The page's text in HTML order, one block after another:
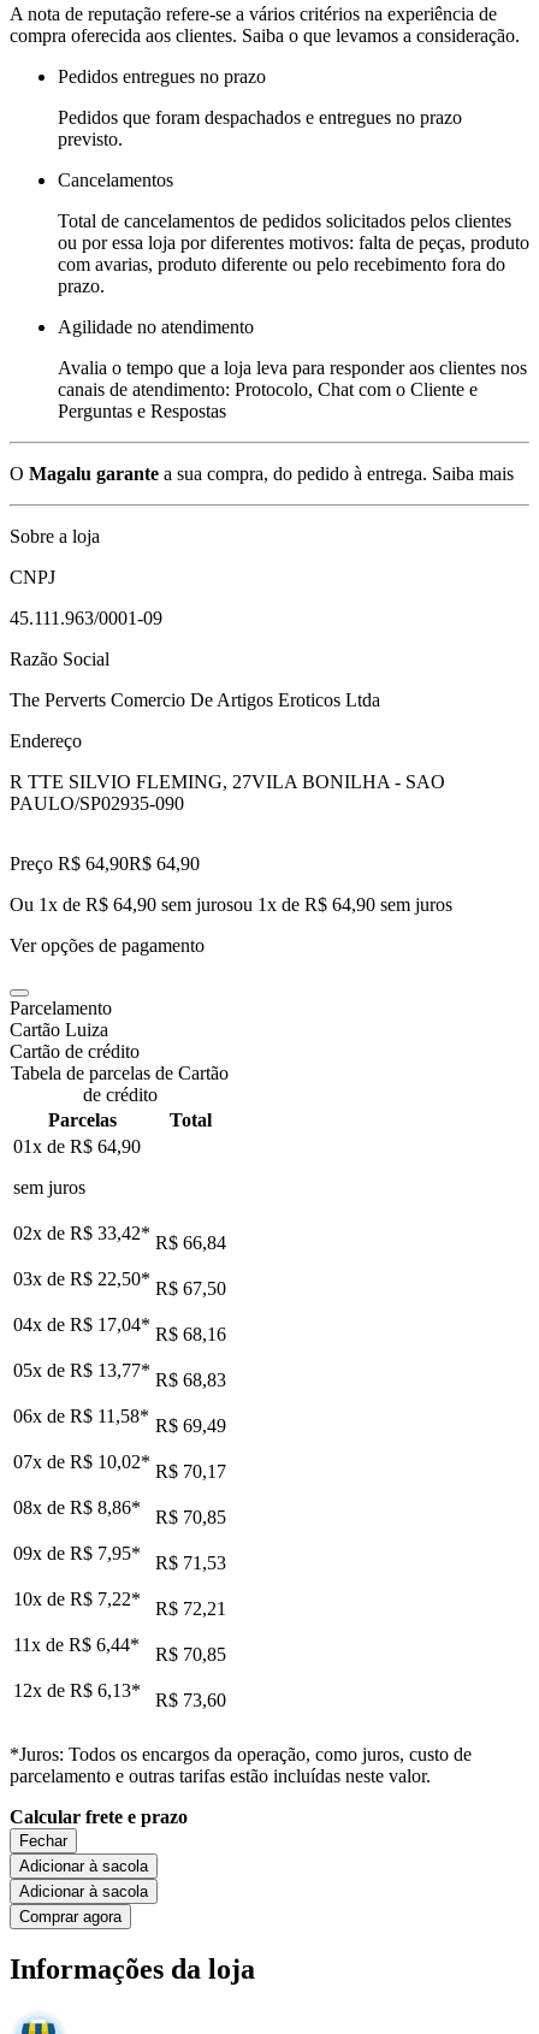
A nota de reputação refere-se a vários critérios na experiência de
compra oferecida aos clientes. Saiba o que levamos a consideração.
Pedidos entregues no prazo
Pedidos que foram despachados e entregues no prazo
previsto.
Cancelamentos
Total de cancelamentos de pedidos solicitados pelos clientes
ou por essa loja por diferentes motivos: falta de peças, produto
com avarias, produto diferente ou pelo recebimento fora do
prazo.
Agilidade no atendimento
Avalia o tempo que a loja leva para responder aos clientes nos
canais de atendimento: Protocolo, Chat com o Cliente e
Perguntas e Respostas
O Magalu garante a sua compra, do pedido à entrega. Saiba mais
Sobre a loja
CNPJ
45.111.963/0001-09
Razão Social
The Perverts Comercio De Artigos Eroticos Ltda
Endereço
R TTE SILVIO FLEMING, 27VILA BONILHA - SAO
PAULO/SP02935-090
Preço R$ 64,90R$ 64,90
Ou 1x de R$ 64,90 sem jurosou 1x de R$ 64,90 sem juros
Ver opções de pagamento
Parcelamento
Cartão Luiza
Cartão de crédito
Tabela de parcelas de Cartão
de crédito
Parcelas
Total
01x de R$ 64,90
sem juros
02x de R$ 33,42* R$ 66,84
03x de R$ 22,50* R$ 67,50
04x de R$ 17,04* R$ 68,16
05x de R$ 13,77* R$ 68,83
06x de R$ 11,58* R$ 69,49
07x de R$ 10,02* R$ 70,17
08x de R$ 8,86*
R$ 70,85
09x de R$ 7,95*
R$ 71,53
10x de R$ 7,22*
R$ 72,21
11x de R$ 6,44*
R$ 70,85
12x de R$ 6,13* R$ 73,60
*Juros: Todos os encargos da operação, como juros, custo de
parcelamento e outras tarifas estão incluídas neste valor.
Calcular frete e prazo
Fechar
Adicionar à sacola
Adicionar à sacola
Comprar agora
Informações da loja